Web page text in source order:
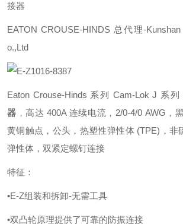
接器
EATON CROUSE-HINDS 总代理-
o.,Ltd
Eaton Crouse-Hinds 系列 Cam-Lok J 系列
器 ，高达 400A 连续电流，2/0-4/0 AWG，
黄铜触点，公头，热塑性弹性体 (TPE)，非
弹性体，双紧定螺钉连接
特征：
•E-Z组装和拆卸-无需工具
•双凸轮原理提供了可靠的防振连接